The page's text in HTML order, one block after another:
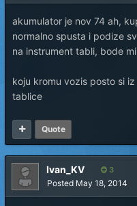
akumulator je nov 74 ah,
normalno spusta i podize
na instrument tabli, bode
koju kromu vozis posto si
tablice
Quote
Ivan_KV 3
Posted May 18, 2014